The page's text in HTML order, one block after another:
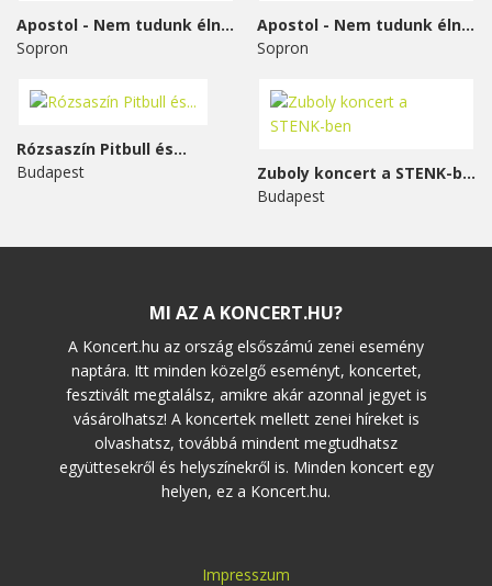
Apostol - Nem tudunk élni...
Sopron
Apostol - Nem tudunk élni...
Sopron
Rózsaszín Pitbull és...
Budapest
Zuboly koncert a STENK-ben
Budapest
MI AZ A KONCERT.HU?
A Koncert.hu az ország elsőszámú zenei esemény
naptára. Itt minden közelgő eseményt, koncertet,
fesztivált megtalálsz, amikre akár azonnal jegyet is
vásárolhatsz! A koncertek mellett zenei híreket is
olvashatsz, továbbá mindent megtudhatsz
együttesekről és helyszínekről is. Minden koncert egy
helyen, ez a Koncert.hu.
Impresszum